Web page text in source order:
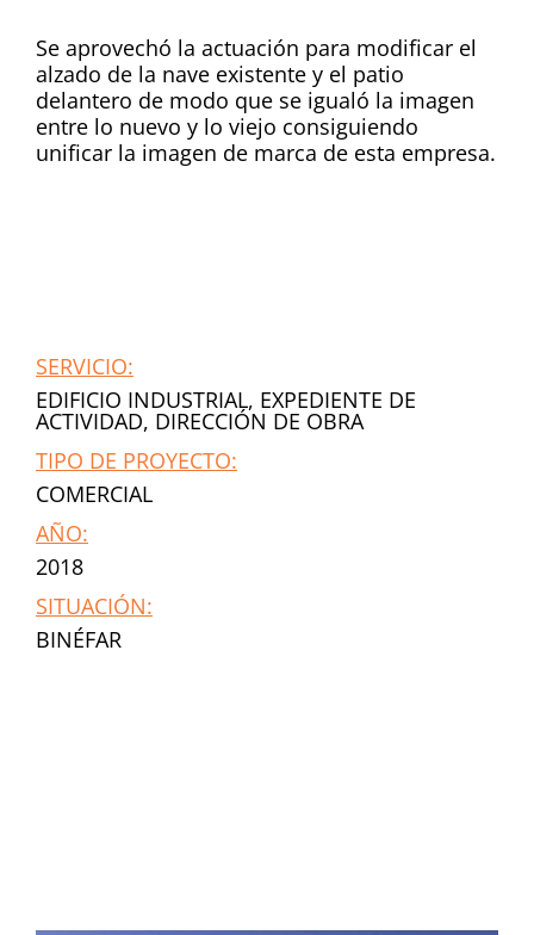
Se aprovechó la actuación para modificar el
alzado de la nave existente y el patio
delantero de modo que se igualó la imagen
entre lo nuevo y lo viejo consiguiendo
unificar la imagen de marca de esta empresa.
SERVICIO:
EDIFICIO INDUSTRIAL, EXPEDIENTE DE
ACTIVIDAD, DIRECCIÓN DE OBRA
TIPO DE PROYECTO:
COMERCIAL
AÑO:
2018
SITUACIÓN:
BINÉFAR